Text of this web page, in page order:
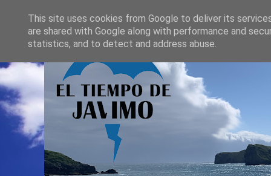
This site uses cookies from Google to deliver its
are shared with Google along with performance and
statistics, and to detect and address abuse.